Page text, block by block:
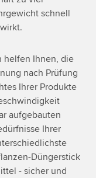
schnell
helfen Ihnen, die
nach Prüfung
Ihrer Produkte
aufgebauten
Ihrer
Düngerstick
- sicher und